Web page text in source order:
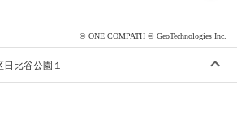
© ONE COMPATH © GeoTechnologies Inc.
比谷公園１